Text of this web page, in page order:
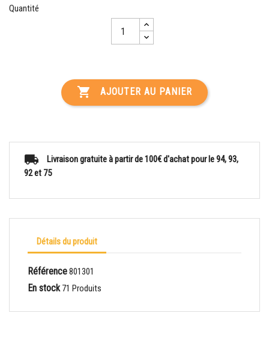
Quantité
 AJOUTER AU PANIER
Livraison gratuite à partir de 100€ d'achat pour le 94, 93,
92 et 75
Détails du produit
Référence801301
En stock 71 Produits